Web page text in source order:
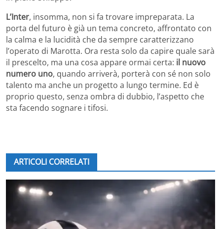
L’Inter, insomma, non si fa trovare impreparata. La
porta del futuro è già un tema concreto, affrontato con
la calma e la lucidità che da sempre caratterizzano
l’operato di Marotta. Ora resta solo da capire quale sarà
il prescelto, ma una cosa appare ormai certa: il nuovo
numero uno, quando arriverà, porterà con sé non solo
talento ma anche un progetto a lungo termine. Ed è
proprio questo, senza ombra di dubbio, l’aspetto che
sta facendo sognare i tifosi.
ARTICOLI CORRELATI